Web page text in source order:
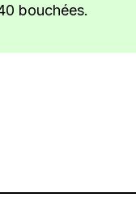
bouchées.